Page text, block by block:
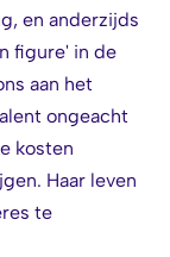
en anderzijds
figure' in de
aan het
ongeacht
kosten
Haar leven
te